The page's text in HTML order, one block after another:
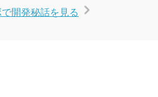
開発秘話を見る